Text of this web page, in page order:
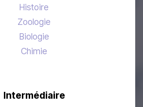
Histoire
Zoologie
Biologie
Chimie
Intermédiaire